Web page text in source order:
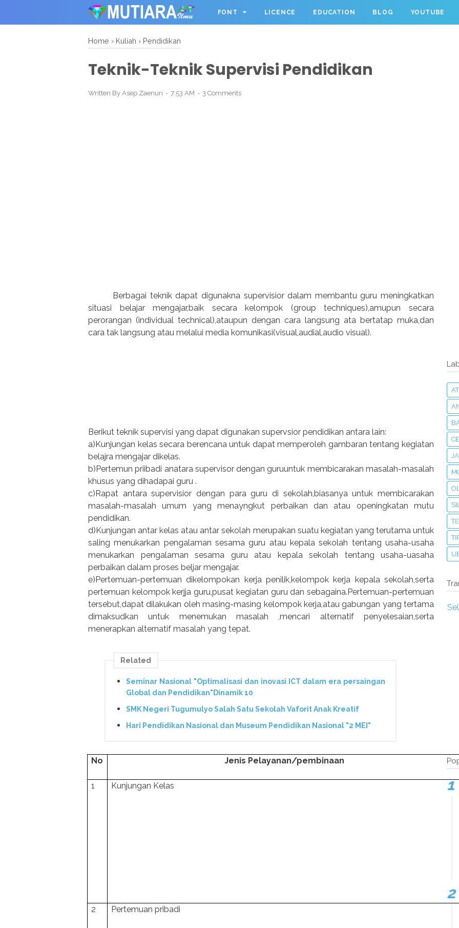
FONT LICENCE EDUCATION BLOG YOUTUBE
OTHER
Home › Kuliah › Pendidikan
Teknik-Teknik Supervisi Pendidikan
Written By Asep Zaenuri 7:53 AM 3 Comments
Berbagai teknik dapat digunakna supervisior dalam membantu guru meningkatkan
situasi belajar mengajar,baik secara kelompok (group techniques),amupun secara
perorangan (individual technical),ataupun dengan cara langsung ata bertatap muka,dan
cara tak langsung atau melalui media komunikasi(visual,audial,audio visual).
Berikut teknik supervisi yang dapat digunakan supervsior pendidikan antara lain:
a)Kunjungan kelas secara berencana untuk dapat memperoleh gambaran tentang kegiatan
belajra mengajar dikelas.
b)Pertemun priibadi anatara supervisor dengan guruuntuk membicarakan masalah-masalah
khusus yang dihadapai guru .
c)Rapat antara supervisior dengan para guru di sekolah,biasanya untuk membicarakan
masalah-masalah umum yang menayngkut perbaikan dan atau openingkatan mutu
pendidikan.
d)Kunjungan antar kelas atau antar sekolah merupakan suatu kegiatan yang terutama untuk
saling menukarkan pengalaman sesama guru atau kepala sekolah tentang usaha-usaha
menukarkan pengalaman sesama guru atau kepala sekolah tentang usaha-uasaha
perbaikan dalam proses beljar mengajar.
e)Pertemuan-pertemuan dikelompokan kerja penilik,kelompok kerja kepala sekolah,serta
pertemuan kelompok kerjja guru,pusat kegiatan guru dan sebagaina.Pertemuan-pertemuan
tersebut,dapat dilakukan oleh masing-masing kelompok kerja,atau gabungan yang tertama
dimaksudkan untuk menemukan masalah ,mencari alternatif penyelesaian,serta
menerapkan alternatif masalah yang tepat.
Related
Seminar Nasional "Optimalisasi dan inovasi ICT dalam era persaingan
Global dan Pendidikan"Dinamik 10
SMK Negeri Tugumulyo Salah Satu Sekolah Vaforit Anak Kreatif
Hari Pendidikan Nasional dan Museum Pendidikan Nasional "2 MEI"
No Jenis Pelayanan/pembinaan
1 Kunjungan Kelas
2
Pertemuan pribadi